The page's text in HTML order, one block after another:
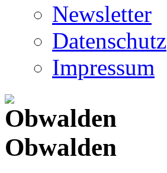
Newsletter
Datenschutz
Impressum
Obwalden